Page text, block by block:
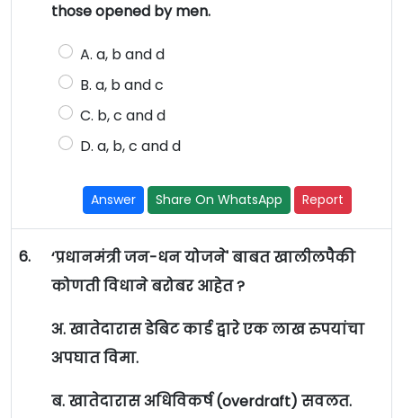
those opened by men.
A. a, b and d
B. a, b and c
C. b, c and d
D. a, b, c and d
Answer Share On WhatsApp Report
6.
‘प्रधानमंत्री जन-धन योजने' बाबत खालीलपैकी
कोणती विधाने बरोबर आहेत ?
अ. खातेदारास डेबिट कार्ड द्वारे एक लाख रुपयांचा
अपघात विमा.
ब. खातेदारास अधिविकर्ष (overdraft) सवलत.